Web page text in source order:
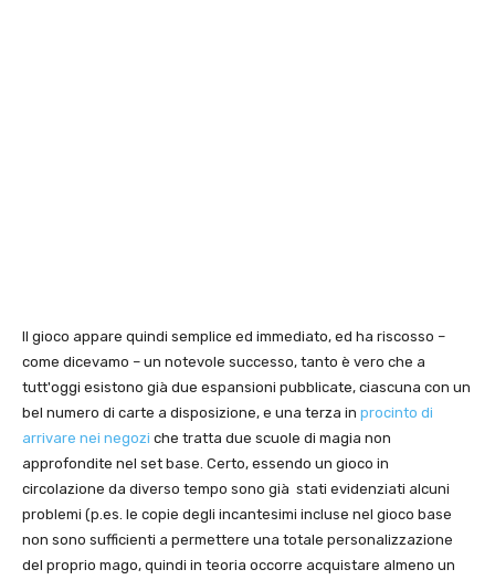
Il gioco appare quindi semplice ed immediato, ed ha riscosso –
come dicevamo – un notevole successo, tanto è vero che a
tutt'oggi esistono già due espansioni pubblicate, ciascuna con un
bel numero di carte a disposizione, e una terza in procinto di
arrivare nei negozi che tratta due scuole di magia non
approfondite nel set base. Certo, essendo un gioco in
circolazione da diverso tempo sono già stati evidenziati alcuni
problemi (p.es. le copie degli incantesimi incluse nel gioco base
non sono sufficienti a permettere una totale personalizzazione
del proprio mago, quindi in teoria occorre acquistare almeno un